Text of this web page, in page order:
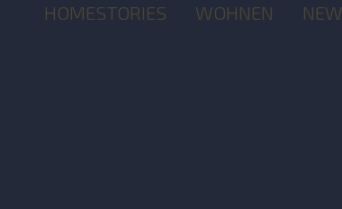
HOMESTORIES WOHNEN